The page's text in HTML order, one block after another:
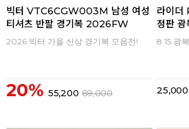
빅터 VTC6CGW003M 남성 여성
티셔츠 반팔 경기복 2026FW
2026 빅터 가을 신상 경기복 모음전!
20% 55,200 69,000
라이더
정판
8.15 광
25,000